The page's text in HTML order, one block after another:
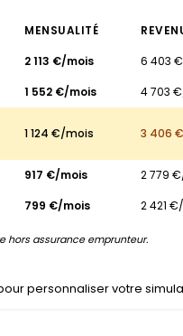
MENSUALITÉ
2 113 €/mois
6 403
1 552 €/mois
4 703
1 124 €/mois 3 406
917 €/mois
2 779
799 €/mois 2 421
hors assurance emprunteur.
personnaliser votre